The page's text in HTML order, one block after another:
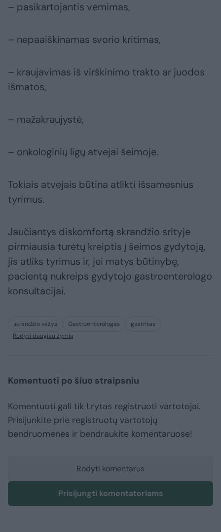
– pasikartojantis vėmimas,
– nepaaiškinamas svorio kritimas,
– kraujavimas iš virškinimo trakto ar juodos
išmatos,
– mažakraujystė,
– onkologinių ligų atvejai šeimoje.
Tokiais atvejais būtina atlikti išsamesnius
tyrimus.
Jaučiantys diskomfortą skrandžio srityje
pirmiausia turėtų kreiptis į šeimos gydytoją,
jis atliks tyrimus ir, jei matys būtinybę,
pacientą nukreips gydytojo gastroenterologo
konsultacijai.
skrandžio vėžys Gastroenterologas
gastritas
Rodyti daugiau žymių
Komentuoti po šiuo straipsniu
Komentuoti gali tik Lrytas registruoti vartotojai.
Prisijunkite prie registruotų vartotojų
bendruomenės ir bendraukite komentaruose!
Rodyti komentarus
Prisijungti komentatoriams